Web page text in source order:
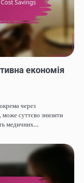
економія
через
може суттєво знизити
медичних…